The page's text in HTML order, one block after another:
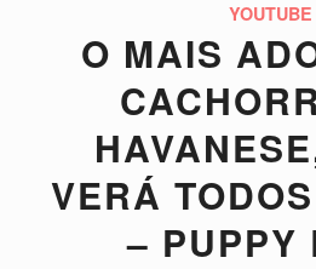
YOUTUBE
O MAIS
VERÁ
– PUPPY